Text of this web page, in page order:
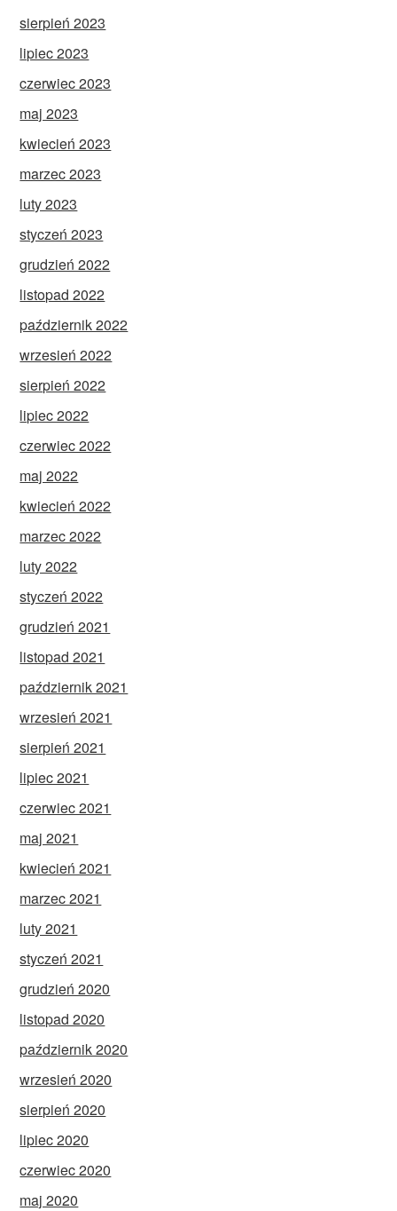
sierpień 2023
lipiec 2023
czerwiec 2023
maj 2023
kwiecień 2023
marzec 2023
luty 2023
styczeń 2023
grudzień 2022
listopad 2022
październik 2022
wrzesień 2022
sierpień 2022
lipiec 2022
czerwiec 2022
maj 2022
kwiecień 2022
marzec 2022
luty 2022
styczeń 2022
grudzień 2021
listopad 2021
październik 2021
wrzesień 2021
sierpień 2021
lipiec 2021
czerwiec 2021
maj 2021
kwiecień 2021
marzec 2021
luty 2021
styczeń 2021
grudzień 2020
listopad 2020
październik 2020
wrzesień 2020
sierpień 2020
lipiec 2020
czerwiec 2020
maj 2020